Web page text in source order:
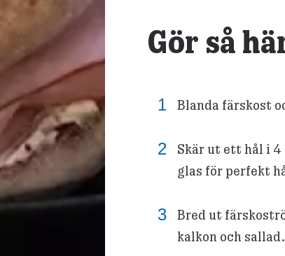
Gör så
Blanda färskost
Skär ut ett hål i
glas för perfekt
Bred ut
kalkon och sallad.